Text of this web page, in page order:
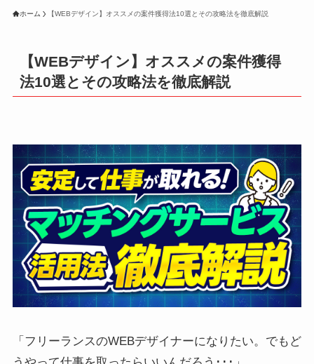
ホーム 【WEBデザイン】オススメの案件獲得法10選とその攻略法を徹底解説
【WEBデザイン】オススメの案件獲得
法10選とその攻略法を徹底解説
「フリーランスのWEBデザイナーになりたい。でもど